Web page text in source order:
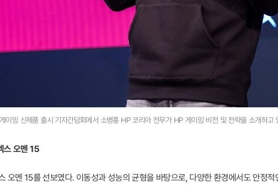
밍 신제품 출시 기자간담회에서 소병홍 HP 코리아 전무가 HP 게이밍 비전 및 전략을 소개하고
스 오멘 15
오멘 15를 선보였다. 이동성과 성능의 균형을 바탕으로, 다양한 환경에서도 안정